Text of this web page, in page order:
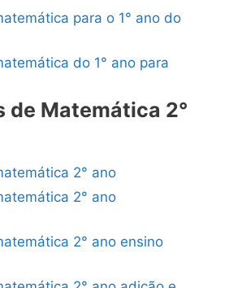
para o 1° ano do
do 1° ano para
de Matemática 2°
2° ano
2° ano
2° ano ensino